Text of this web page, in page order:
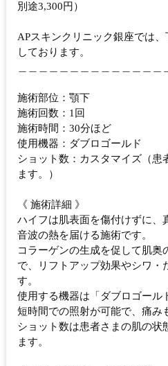
別途3,300円）
APスキンクリニック銀座では
しております。
施術部位：顎下
施術回数：1回
施術時間：30分ほど
使用機器：ダブロゴールド
ショット数：カスタマイズ（患
ます。）
《 施術詳細 》
ハイフは肌表面を傷付けずに、
音波の熱を届ける施術です。
コラーゲンの生成を促して肌奥
で、リフトアップ効果やシワ・
す。
使用する機器は「ダブロゴール
短時間での照射が可能で、痛み
ショット数は患者さまの肌の状
ます。